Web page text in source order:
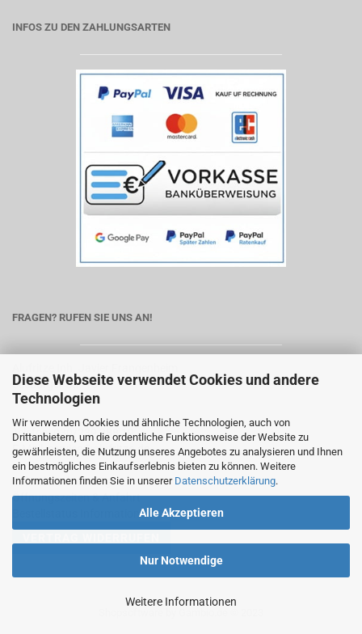
Diese Webseite verwendet Cookies und andere
Technologien
Wir verwenden Cookies und ähnliche Technologien, auch von
Drittanbietern, um die ordentliche Funktionsweise der Website zu
gewährleisten, die Nutzung unseres Angebotes zu analysieren und Ihnen
ein bestmögliches Einkaufserlebnis bieten zu können. Weitere
Informationen finden Sie in unserer Datenschutzerklärung.
Alle Akzeptieren
Nur Notwendige
Weitere Informationen
INFOS ZU DEN ZAHLUNGSARTEN
FRAGEN? RUFEN SIE UNS AN!
Seeburger Str. 13
13581 Berlin
Telefon:030/239 288 19
E-Mail:service@alufritze.de
Pulverbeschichtung
Öffnungszeiten & Anfahrt
Bestellstatus Information